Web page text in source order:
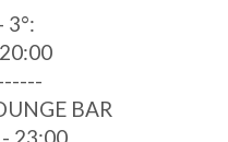
3°:
BAR
23:00